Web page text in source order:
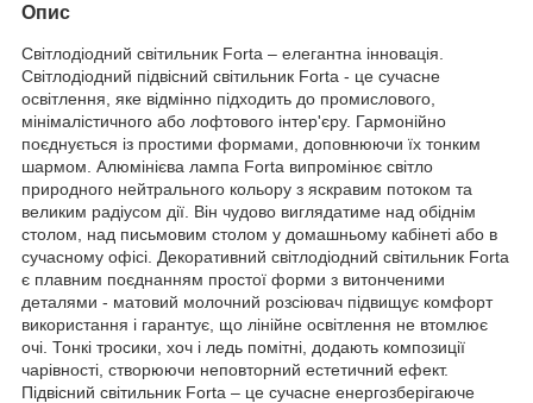
Опис
Світлодіодний світильник Forta – елегантна інновація.
Світлодіодний підвісний світильник Forta - це сучасне
освітлення, яке відмінно підходить до промислового,
мінімалістичного або лофтового інтер'єру. Гармонійно
поєднується із простими формами, доповнюючи їх тонким
шармом. Алюмінієва лампа Forta випромінює світло
природного нейтрального кольору з яскравим потоком та
великим радіусом дії. Він чудово виглядатиме над обіднім
столом, над письмовим столом у домашньому кабінеті або в
сучасному офісі. Декоративний світлодіодний світильник Forta
є плавним поєднанням простої форми з витонченими
деталями - матовий молочний розсіювач підвищує комфорт
використання і гарантує, що лінійне освітлення не втомлює
очі. Тонкі тросики, хоч і ледь помітні, додають композиції
чарівності, створюючи неповторний естетичний ефект.
Підвісний світильник Forta – це сучасне енергозберігаюче